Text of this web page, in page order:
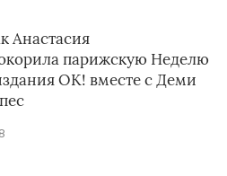
Анастасия
парижскую Неделю
ОК! вместе с Деми